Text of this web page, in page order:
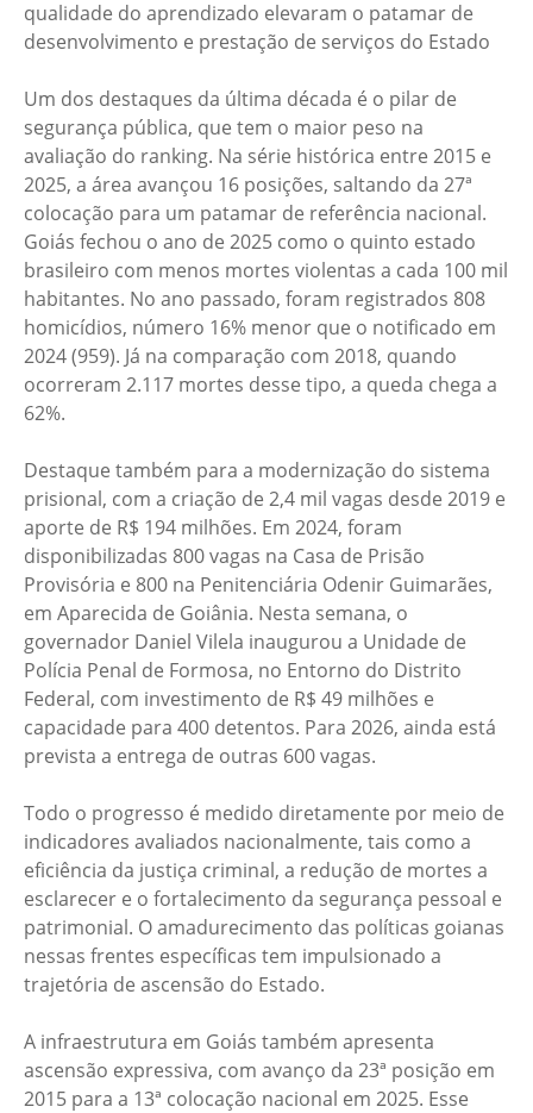
qualidade do aprendizado elevaram o patamar de
desenvolvimento e prestação de serviços do Estado
Um dos destaques da última década é o pilar de
segurança pública, que tem o maior peso na
avaliação do ranking. Na série histórica entre 2015 e
2025, a área avançou 16 posições, saltando da 27ª
colocação para um patamar de referência nacional.
Goiás fechou o ano de 2025 como o quinto estado
brasileiro com menos mortes violentas a cada 100 mil
habitantes. No ano passado, foram registrados 808
homicídios, número 16% menor que o notificado em
2024 (959). Já na comparação com 2018, quando
ocorreram 2.117 mortes desse tipo, a queda chega a
62%.
Destaque também para a modernização do sistema
prisional, com a criação de 2,4 mil vagas desde 2019 e
aporte de R$ 194 milhões. Em 2024, foram
disponibilizadas 800 vagas na Casa de Prisão
Provisória e 800 na Penitenciária Odenir Guimarães,
em Aparecida de Goiânia. Nesta semana, o
governador Daniel Vilela inaugurou a Unidade de
Polícia Penal de Formosa, no Entorno do Distrito
Federal, com investimento de R$ 49 milhões e
capacidade para 400 detentos. Para 2026, ainda está
prevista a entrega de outras 600 vagas.
Todo o progresso é medido diretamente por meio de
indicadores avaliados nacionalmente, tais como a
eficiência da justiça criminal, a redução de mortes a
esclarecer e o fortalecimento da segurança pessoal e
patrimonial. O amadurecimento das políticas goianas
nessas frentes específicas tem impulsionado a
trajetória de ascensão do Estado.
A infraestrutura em Goiás também apresenta
ascensão expressiva, com avanço da 23ª posição em
2015 para a 13ª colocação nacional em 2025. Esse